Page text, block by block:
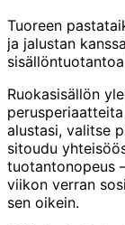
Tuoreen
ja jalustan
sisällöntuotantoa
Ruokasisällön
alustasi, valitse
sitoudu
tuotantonopeus
viikon verran
sen oikein.